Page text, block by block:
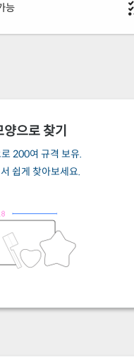
능
으로 찾기
200여 규격 보유.
쉽게 찾아보세요.